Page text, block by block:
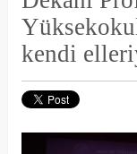
kendi